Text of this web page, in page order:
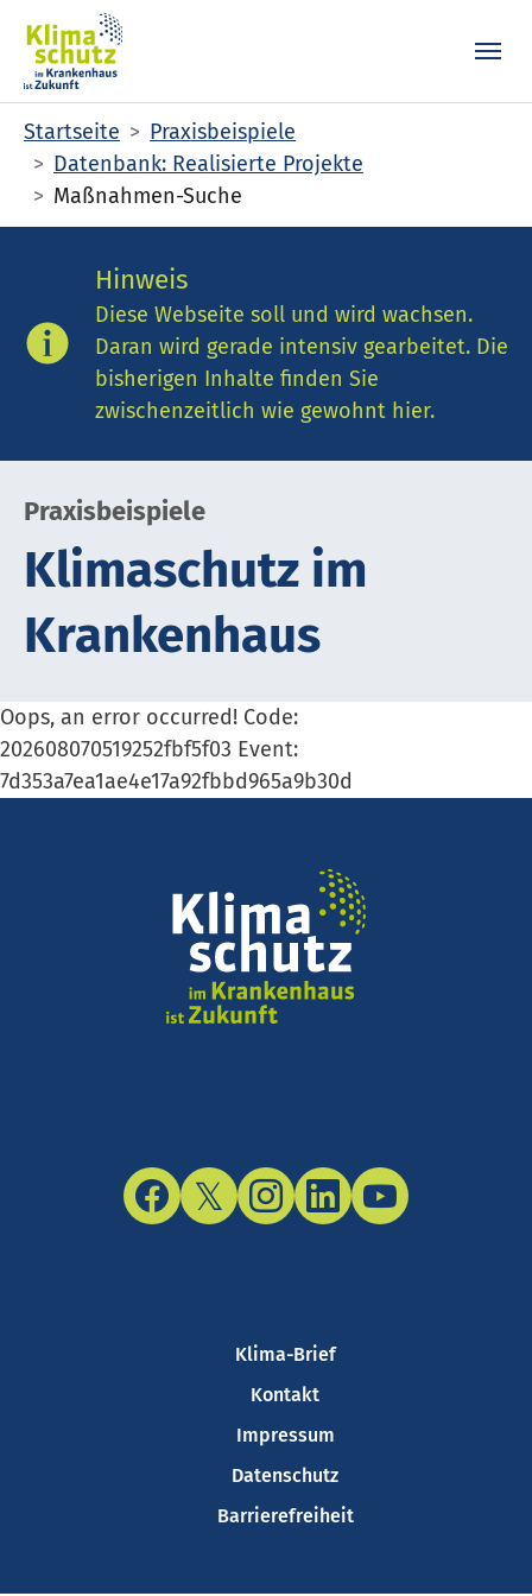
Skip to main content
Skip to page footer
You are here:
Startseite
Praxisbeispiele
Datenbank: Realisierte Projekte
Maßnahmen-Suche
Hinweis
Diese Webseite soll und wird wachsen.
Daran wird gerade intensiv gearbeitet. Die
bisherigen Inhalte finden Sie
zwischenzeitlich wie gewohnt hier.
Praxisbeispiele
Kli­ma­schutz im
Krank­en­haus
Oops, an error occurred! Code:
202608070519252fbf5f03 Event:
7d353a7ea1ae4e17a92fbbd965a9b30d
FacebookTwitter/XInstagramLinkedInYouTube
Klima-Brief
Kontakt
Impressum
Datenschutz
Barrierefreiheit